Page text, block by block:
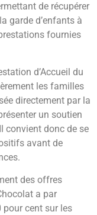
de récupérer
garde d’enfants à
fournies
d’Accueil du
les familles
directement par la
un soutien
convient donc de se
avant de
des offres
a par
pour cent sur les